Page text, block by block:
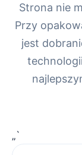
Strona nie
Przy
jest
„`